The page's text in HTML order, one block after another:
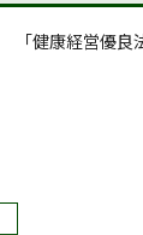
「健康経営優